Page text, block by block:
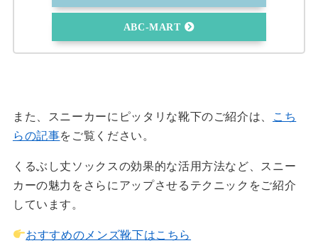
ABC-MART
また、スニーカーにピッタリな靴下のご紹介は、
こち
らの記事をご覧ください。
くるぶし丈ソックスの効果的な活用方法など、スニー
カーの魅力をさらにアップさせるテクニックをご紹介
しています。
おすすめのメンズ靴下はこちら